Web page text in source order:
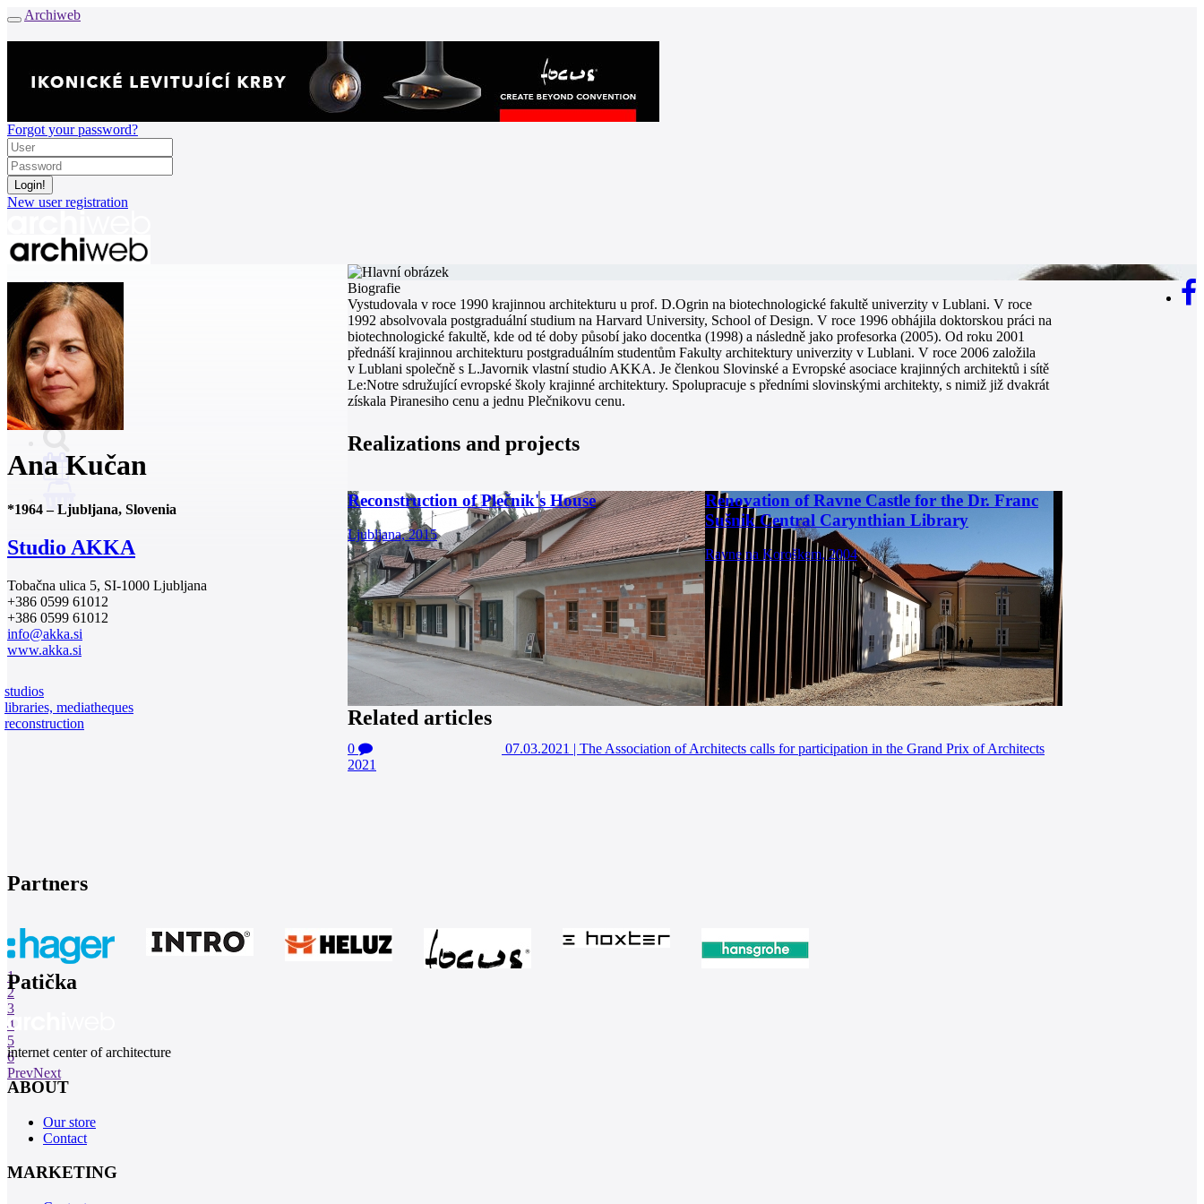
Archiweb
Forgot your password?
New user registration
News
Architects
Buildings
Catalogue
E-shop
Job find 157
cz
0
Ana Kučan
*1964–Ljubljana, Slovenia
Studio AKKA
Tobačna ulica 5, SI-1000 Ljubljana
+386 0599 61012
+386 0599 61012
info@akka.si
www.akka.si
studios
libraries, mediatheques
reconstruction
Biografie
Vystudovala v roce 1990 krajinnou architekturu u prof. D.Ogrin na biotechnologické fakultě univerzity v Lublani. V roce
1992 absolvovala postgraduální studium na Harvard University, School of Design. V roce 1996 obhájila doktorskou práci na
biotechnologické fakultě, kde od té doby působí jako docentka (1998) a následně jako profesorka (2005). Od roku 2001
přednáší krajinnou architekturu postgraduálním studentům Fakulty architektury univerzity v Lublani. V roce 2006 založila
v Lublani společně s L.Javornik vlastní studio AKKA. Je členkou Slovinské a Evropské asociace krajinných architektů i sítě
Le:Notre sdružující evropské školy krajinné architektury. Spolupracuje s předními slovinskými architekty, s nimiž již dvakrát
získala Piranesiho cenu a jednu Plečnikovu cenu.
Realizations and projects
Reconstruction of Plečnik's House
Ljubljana, 2015
Renovation of Ravne Castle for the Dr. Franc
Sušnik Central Carynthian Library
Ravne na Koroškem, 2004
Related articles
0 07.03.2021 | The Association of Architects calls for participation in the Grand Prix of Architects
2021
Partners
1
2
3
4
5
6
PrevNext
Patička
internet center of architecture
ABOUT
Our store
Contact
MARKETING